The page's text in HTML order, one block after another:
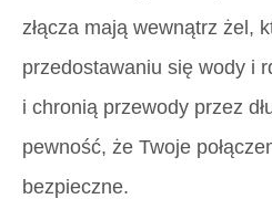
złącza mają wewnątrz żel,
przedostawaniu się wody i
i chronią przewody przez
pewność, że Twoje
bezpieczne.